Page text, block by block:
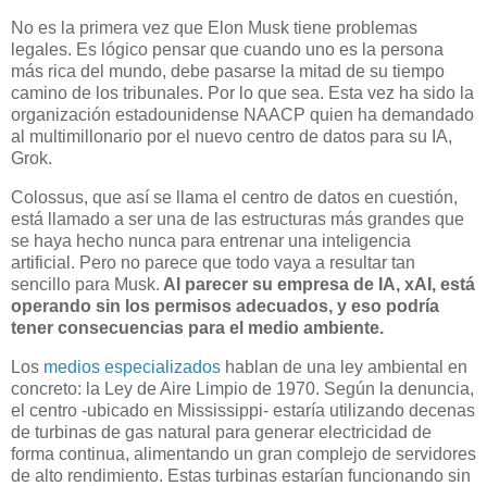
No es la primera vez que Elon Musk tiene problemas
legales. Es lógico pensar que cuando uno es la persona
más rica del mundo, debe pasarse la mitad de su tiempo
camino de los tribunales. Por lo que sea. Esta vez ha sido la
organización estadounidense NAACP quien ha demandado
al multimillonario por el nuevo centro de datos para su IA,
Grok.
Colossus, que así se llama el centro de datos en cuestión,
está llamado a ser una de las estructuras más grandes que
se haya hecho nunca para entrenar una inteligencia
artificial. Pero no parece que todo vaya a resultar tan
sencillo para Musk. Al parecer su empresa de IA, xAI, está
operando sin los permisos adecuados, y eso podría
tener consecuencias para el medio ambiente.
Los medios especializados hablan de una ley ambiental en
concreto: la Ley de Aire Limpio de 1970. Según la denuncia,
el centro -ubicado en Mississippi- estaría utilizando decenas
de turbinas de gas natural para generar electricidad de
forma continua, alimentando un gran complejo de servidores
de alto rendimiento. Estas turbinas estarían funcionando sin